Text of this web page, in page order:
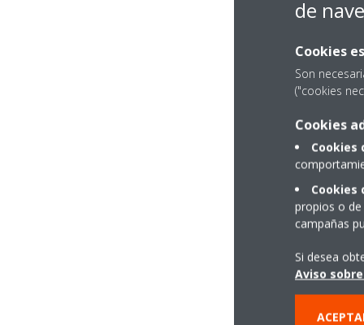
de
Cookies
Son
("cookies
Cookies
Cookies
Cookies
propios o
campañas
Si desea
Aviso